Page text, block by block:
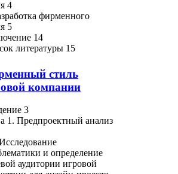
4
фирменного
5
14
литературы 15
стиль
компании
3
1. Предпроектный анализ
и определение
аудитории игровой